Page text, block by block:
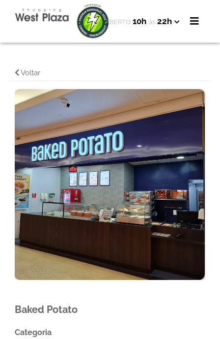
ABERTO 10h às 22h
Voltar
Baked Potato
Categoria